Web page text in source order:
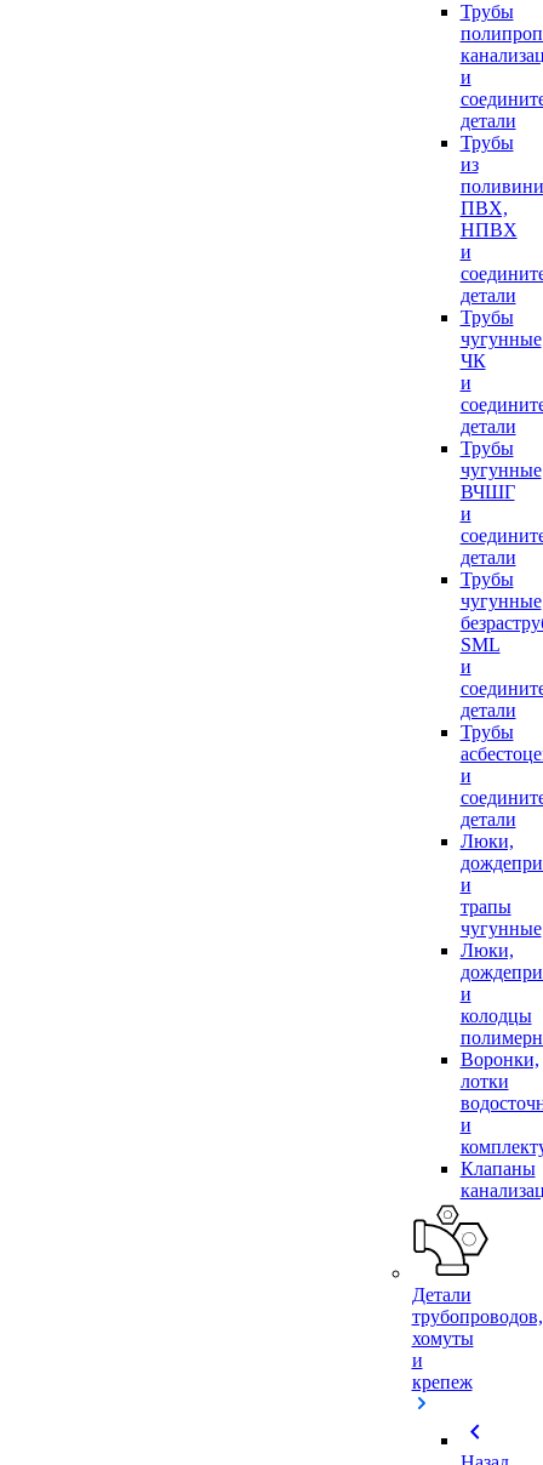
Трубы
и
детали
Трубы
из
ПВХ,
НПВХ
и
детали
Трубы
чугунные
ЧК
и
детали
Трубы
чугунные
ВЧШГ
и
детали
Трубы
чугунные
SML
и
детали
Трубы
и
детали
Люки,
и
трапы
чугунные
Люки,
и
колодцы
Воронки,
лотки
и
Клапаны
Детали
трубопроводов,
хомуты
и
крепеж
chevron_left